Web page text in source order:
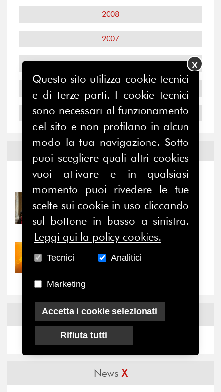
2008
2007
2006
2004
Eventi
Notizie - Eventi
31/07/2026
Prima della pausa estiva,
il valore di...
Nove anni dopo la
NewsFacebook
News X
Questo sito utilizza cookie tecnici
e di terze parti. I cookie tecnici
sono necessari al funzionamento
del sito e non profilano in alcun
modo la tua navigazione. Sotto
puoi scegliere quali altri cookies
vuoi attivare e in qualsiasi
momento puoi rivedere le tue
scelte sui cookie in uso cliccando
sul bottone in basso a sinistra.
Leggi qui la policy cookies.
Tecnici Analitici
Marketing
Accetta i cookie selezionati
Rifiuta tutti
X